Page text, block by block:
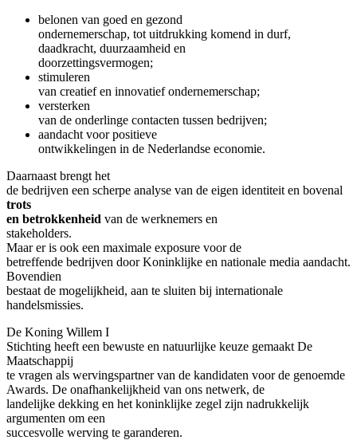
belonen van goed en gezond
ondernemerschap, tot uitdrukking komend in durf,
daadkracht, duurzaamheid en
doorzettingsvermogen;
stimuleren
van creatief en innovatief ondernemerschap;
versterken
van de onderlinge contacten tussen bedrijven;
aandacht voor positieve
ontwikkelingen in de Nederlandse economie.
Daarnaast brengt het
de bedrijven een scherpe analyse van de eigen identiteit en bovenal
trots
en betrokkenheid van de werknemers en
stakeholders.
Maar er is ook een maximale exposure voor de
betreffende bedrijven door Koninklijke en nationale media aandacht.
Bovendien
bestaat de mogelijkheid, aan te sluiten bij internationale
handelsmissies.
De Koning Willem I
Stichting heeft een bewuste en natuurlijke keuze gemaakt De
Maatschappij
te vragen als wervingspartner van de kandidaten voor de genoemde
Awards. De onafhankelijkheid van ons netwerk, de
landelijke dekking en het koninklijke zegel zijn nadrukkelijk
argumenten om een
succesvolle werving te garanderen.